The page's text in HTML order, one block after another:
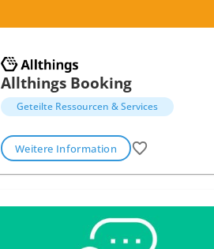
Allthings Booking
Geteilte Ressourcen & Services
Weitere Information